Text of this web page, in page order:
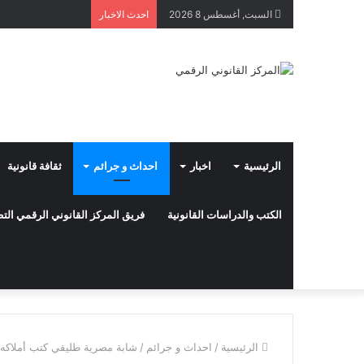
السبت, أغسطس 8 2026 احدث الاخبار
الرئيسية اخبار احداث و جرائم ثقافة قانونية
الكتب والدراسات القانونية فريق المركز القانوني الرقمي
الرئيسية / احداث و جرائم / شابة مصرية طليقي كتب